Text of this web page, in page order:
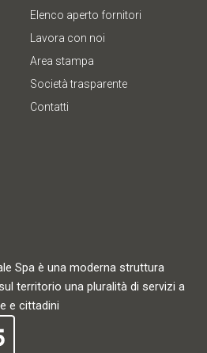
Spa è una moderna struttura
territorio una pluralità di servizi a
e cittadini
Elenco aperto fornitori
Lavora con noi
Area stampa
Società trasparente
Contatti